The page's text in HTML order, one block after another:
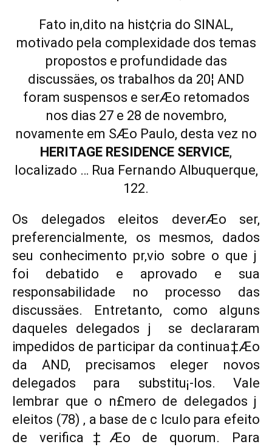
Fato in‚dito na hist¢ria do SINAL,
motivado pela complexidade dos temas
propostos e profundidade das
discussäes, os trabalhos da 20¦ AND
foram suspensos e serÆo retomados
nos dias 27 e 28 de novembro,
novamente em SÆo Paulo, desta vez no
HERITAGE RESIDENCE SERVICE,
localizado … Rua Fernando Albuquerque,
122.
Os delegados eleitos deverÆo ser,
preferencialmente, os mesmos, dados
seu conhecimento pr‚vio sobre o que j
foi debatido e aprovado e sua
responsabilidade no processo das
discussäes. Entretanto, como alguns
daqueles delegados j se declararam
impedidos de participar da continua‡Æo
da AND, precisamos eleger novos
delegados para substitu¡-los. Vale
lembrar que o n£mero de delegados j
eleitos (78) ‚ a base de c lculo para efeito
de verifica‡Æo de quorum. Para